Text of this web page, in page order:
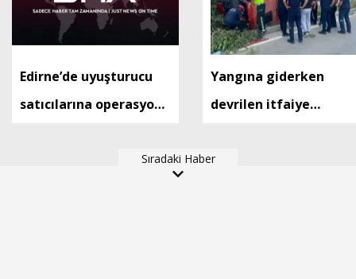
Edirne’de uyuşturucu
satıcılarına operasyon:
Yangına giderken
devrilen itfaiye
mesai arkadaşları
Sıradaki Haber